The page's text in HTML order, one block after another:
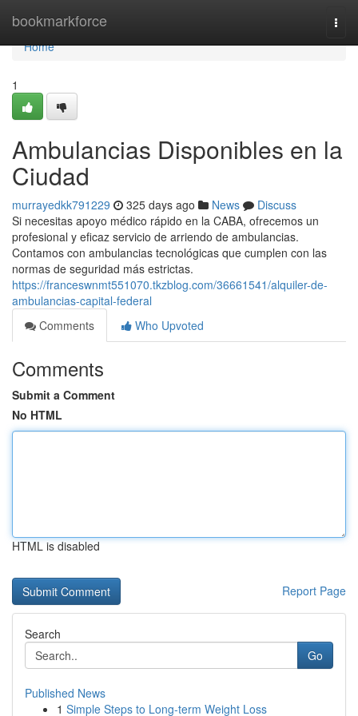
bookmarkforce
Home
Home
1
Ambulancias Disponibles en la
Ciudad
murrayedkk791229 325 days ago News
Discuss
Si necesitas apoyo médico rápido en la CABA, ofrecemos un
profesional y eficaz servicio de arriendo de ambulancias.
Contamos con ambulancias tecnológicas que cumplen con las
normas de seguridad más estrictas.
https://franceswnmt551070.tkzblog.com/36661541/alquiler-de-
ambulancias-capital-federal
Comments
Who Upvoted
Comments
Submit a Comment
No HTML
HTML is disabled
Report Page
Search
Go
Published News
1 Simple Steps to Long-term Weight Loss